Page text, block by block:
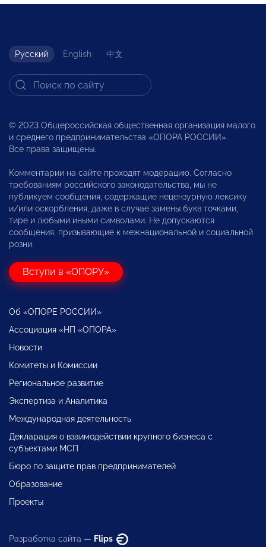
Русский English 中文
© 2023 Общероссийская общественная организация малого
и среднего предпринимательства «ОПОРА РОССИИ».
Все права защищены.
Комментарии на сайте проходят модерацию. Согласно
требованиям российского законодательства, мы не
публикуем сообщения, содержащие нецензурную лексику
и/или оскорбления, даже в случае замены букв точками,
тире и любыми иными символами. Не допускаются
сообщения, призывающие к межнациональной и социальной
розни.
Вступи в «ОПОРУ»
Об «ОПОРЕ РОССИИ»
Ассоциация «НП «ОПОРА»
Новости
Комитеты и Комиссии
Региональное развитие
Экспертиза и Аналитика
Международная деятельность
Декларация о взаимодействии крупного бизнеса с
субъектами МСП
Бюро по защите прав предпринимателей
Образование
Проекты
Разработка сайта — Flips